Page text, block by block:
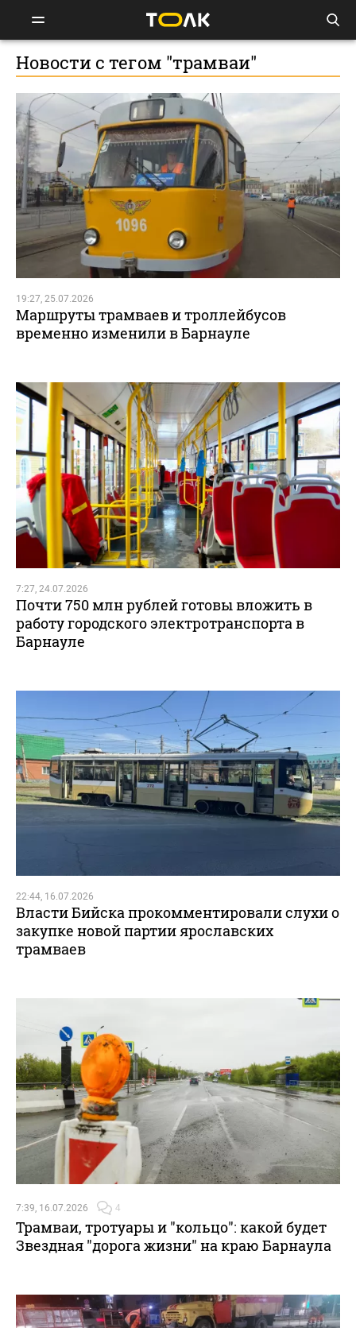
Новости с тегом "трамваи"
19:27, 25.07.2026
Маршруты трамваев и троллейбусов
временно изменили в Барнауле
7:27, 24.07.2026
Почти 750 млн рублей готовы вложить в
работу городского электротранспорта в
Барнауле
22:44, 16.07.2026
Власти Бийска прокомментировали слухи о
закупке новой партии ярославских
трамваев
7:39, 16.07.2026 4
Трамваи, тротуары и "кольцо": какой будет
Звездная "дорога жизни" на краю Барнаула